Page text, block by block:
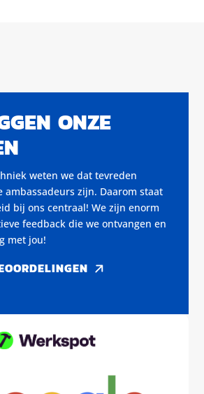
ONZE
weten we dat tevreden
ambassadeurs zijn. Daarom staat
bij ons centraal! We zijn enorm
feedback die we ontvangen en
met jou!